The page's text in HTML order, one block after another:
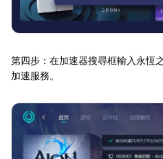
第四步：在加速器搜尋框輸入永恆
加速服務。